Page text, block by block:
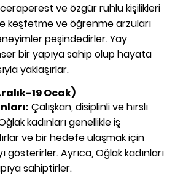
ve özgür ruhlu kişilikleri
keşfetme ve öğrenme arzuları
peşindedirler. Yay
bir yapıya sahip olup hayata
yaklaşırlar.
19 Ocak)
Çalışkan, disiplinli ve hırslı
kadınları genellikle iş
ve bir hedefe ulaşmak için
Ayrıca, Oğlak kadınları
sahiptirler.